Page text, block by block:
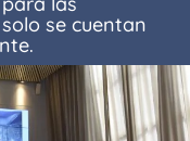
se cuentan